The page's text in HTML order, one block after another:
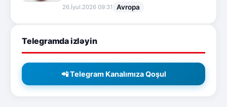
26.İyul.2026 09:31 Avropa
Telegramda izləyin
📲 Telegram Kanalımıza Qoşul